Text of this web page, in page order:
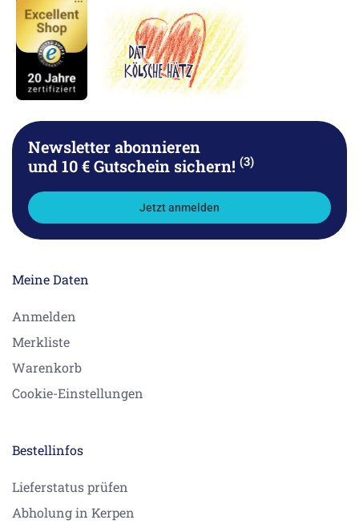
Newsletter abonnieren
und 10 € Gutschein sichern! (3)
Jetzt anmelden
Meine Daten
Anmelden
Merkliste
Warenkorb
Cookie-Einstellungen
Bestellinfos
Lieferstatus prüfen
Abholung in Kerpen